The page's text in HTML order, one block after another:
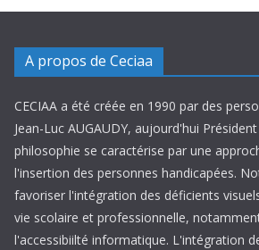
A propos de Ceciaa
CECIAA a été créée en 1990 par des
Jean-Luc AUGAUDY, aujourd'hui
philosophie se caractérise par une
l'insertion des personnes handicapées.
favoriser l'intégration des déficients
vie scolaire et professionnelle,
l'accessibiilté informatique. L'intégration